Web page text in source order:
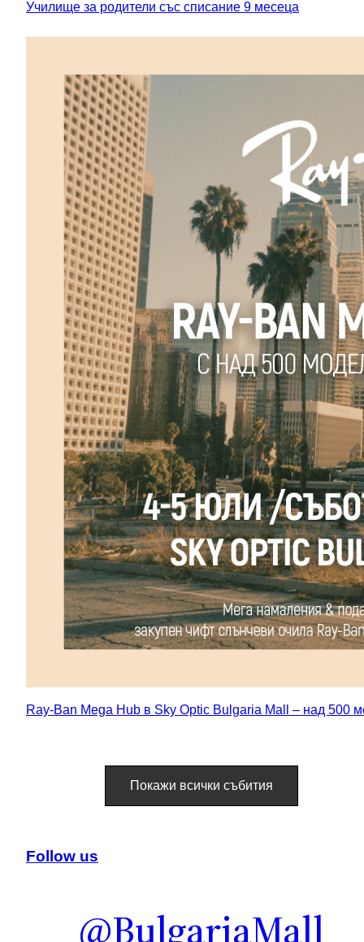
Училище за родители със списание 9 месеца
Ray-Ban Mega Hub в Sky Optic Bulgaria Mall – над 500
Покажи всички събития
Follow us
@BulgariaMall